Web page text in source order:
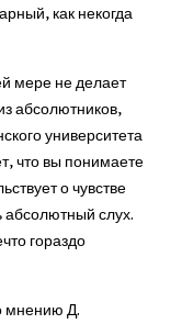
как некогда
мере не делает
абсолютников,
университета
что вы понимаете
о чувстве
абсолютный слух.
гораздо
мнению Д.